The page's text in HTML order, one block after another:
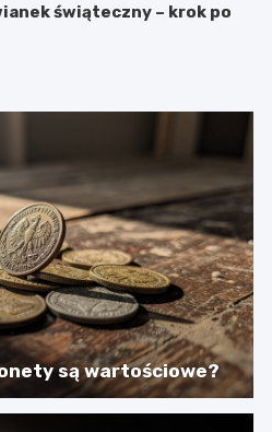
świąteczny – krok po
są wartościowe?